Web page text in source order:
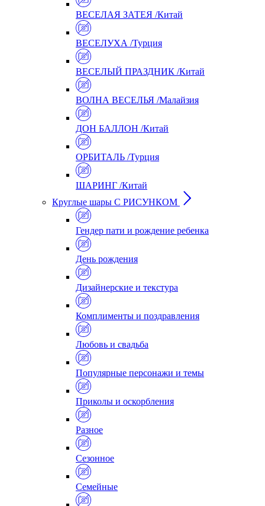
ВЕСЕЛАЯ ЗАТЕЯ /Китай
ВЕСЕЛУХА /Турция
ВЕСЕЛЫЙ ПРАЗДНИК /Китай
ВОЛНА ВЕСЕЛЬЯ /Малайзия
ДОН БАЛЛОН /Китай
ОРБИТАЛЬ /Турция
ШАРИНГ /Китай
Круглые шары С РИСУНКОМ
Гендер пати и рождение ребенка
День рождения
Дизайнерские и текстура
Комплименты и поздравления
Любовь и свадьба
Популярные персонажи и темы
Приколы и оскорбления
Разное
Сезонное
Семейные